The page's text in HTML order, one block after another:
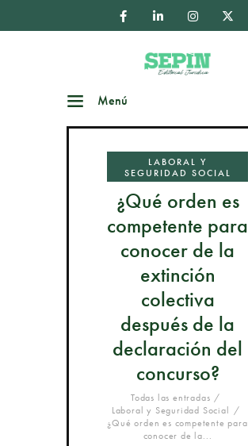
Menú
LABORAL Y
SEGURIDAD SOCIAL
¿Qué orden es
competente para
conocer de la
extinción
colectiva
después de la
declaración del
concurso?
Todas las entradas
Laboral y Seguridad Social
¿Qué orden es competente para
conocer de la...